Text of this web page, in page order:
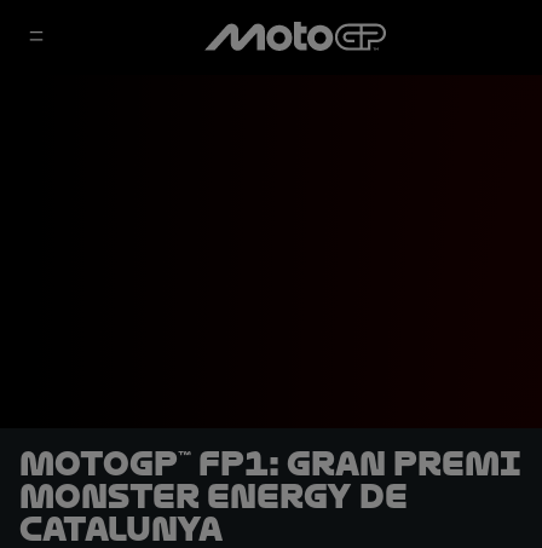
MotoGP™ FP1: Gran Premi
Monster Energy de
Catalunya